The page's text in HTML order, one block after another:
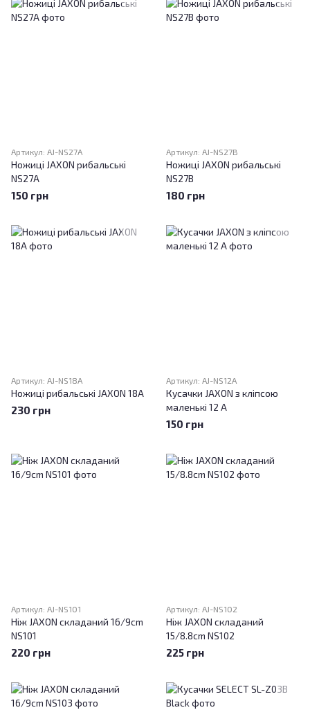
Артикул: AJ-NS27A
Ножиці JAXON рибальські
NS27A
150 грн
Артикул: AJ-NS27B
Ножиці JAXON рибальські
NS27B
180 грн
Артикул: AJ-NS18A
Ножиці рибальські JAXON 18A
230 грн
Артикул: AJ-NS12A
Кусачки JAXON з кліпсою
маленькі 12 A
150 грн
Артикул: AJ-NS101
Ніж JAXON складаний 16/9cm
NS101
220 грн
Артикул: AJ-NS102
Ніж JAXON складаний
15/8.8cm NS102
225 грн